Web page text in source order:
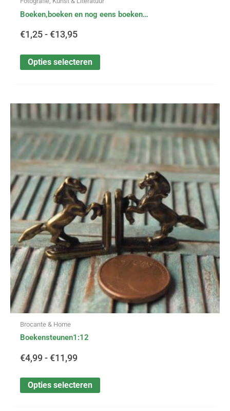
Boeken,boeken en nog eens boeken…
€1,25 - €13,95
Opties selecteren
Brocante & Home
Boekensteunen1:12
€4,99 - €11,99
Prijsklasse:
€4,99
tot
€11,99
Opties selecteren
product
heeft
meerdere
variaties.
Deze
optie
kan
gekozen
worden
op
de
productpagina